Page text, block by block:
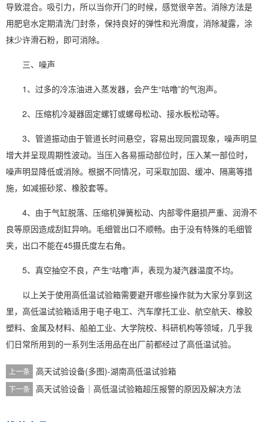
导致混合。吸引力，所以当你开门的时候，感觉很辛苦。消除方法是
用肥皂水定期清洗门封条，保持良好的弹性和光滑度，消除凝露，涂
抹少许滑石粉，即可消除。
三、噪声
1、过多的冷冻油进入蒸发器，会产生“咕噜”的气泡声。
2、压缩机冷凝器固定螺钉或螺母松动、接水板松动等。
3、管道振动由于管道长时间悬空，容易出现同震现象，噪声明显
增大并呈现周期性波动。当压入各易振动部位时，压入某一部位时，
噪声明显降低或消除。根据不同情况，可采取加固、缓冲、隔离等措
施，如减振砂浆、橡胶套等。
4、由于气缸脱落、压缩机弹簧松动、内部零件磨损严重、润滑不
良等原因造成刮缸异响。毛细管出口不顺畅。由于没有特殊的毛细管
夹，出口不能在45摄氏度左右角。
5、真空抽空不良，产生“咕噜”声，表现为凝汽器温度不均。
以上关于使用高低温试验箱需要避开哪些操作就为大家分享到这
里，高低温试验箱适用于电子电工、汽车摩托工业、航空航天、橡胶
塑料、金属及材料、船舶工业、大学院校、科研机构等领域，几乎我
们日常所用到的一系列生活用品在出厂前都经过了高低温试验。
上一条 高天试验设备(多图)-湖南高低温试验箱
下一条 高天试验设备｜高低温试验箱超压报警的原因及解决方法